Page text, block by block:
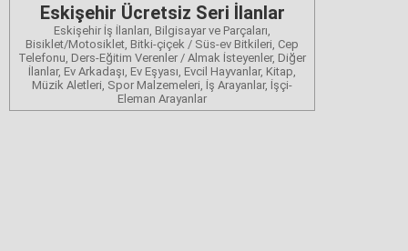
Eskişehir Ücretsiz Seri İlanlar
Eskişehir İş İlanları, Bilgisayar ve Parçaları,
Bisiklet/Motosiklet, Bitki-çiçek / Süs-ev Bitkileri, Cep
Telefonu, Ders-Eğitim Verenler / Almak İsteyenler, Diğer
İlanlar, Ev Arkadaşı, Ev Eşyası, Evcil Hayvanlar, Kitap,
Müzik Aletleri, Spor Malzemeleri, İş Arayanlar, İşçi-
Eleman Arayanlar